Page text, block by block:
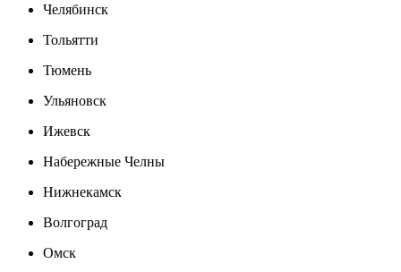
Челябинск
Тольятти
Тюмень
Ульяновск
Ижевск
Набережные Челны
Нижнекамск
Волгоград
Омск